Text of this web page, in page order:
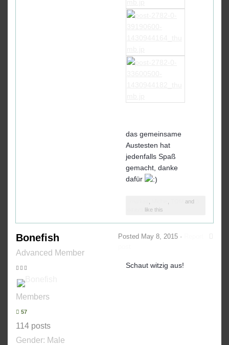
das gemeinsame
Austesten hat
jedenfalls Spaß
gemacht, danke
dafür
and
like this
Bonefish
Advanced Member
Members
57
114 posts
Gender: Male
Posted May 8, 2015 ·
Schaut witzig aus!